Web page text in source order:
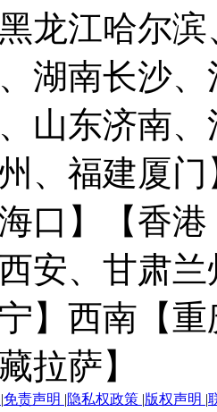
龙江哈尔
、湖南长沙
山东济南
、福建厦门
口】
【香
安、甘肃
】 西南【
拉萨】
|免责声明 |隐私权政策 |版权声明 |